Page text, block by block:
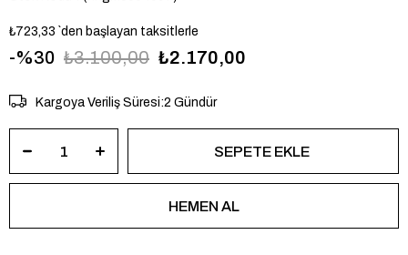
₺723,33 `den başlayan taksitlerle
30 ₺3.100,00 ₺2.170,00
Kargoya Veriliş Süresi:2 Gündür